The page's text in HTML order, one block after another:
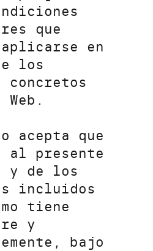
que
en
los
acepta que
al presente
y de los
incluidos
tiene
y
bajo